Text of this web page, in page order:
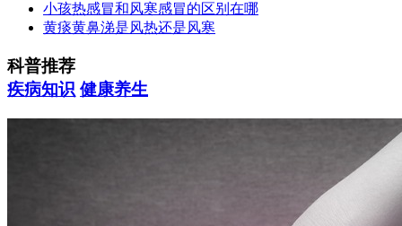
小孩热感冒和风寒感冒的区别在哪
黄痰黄鼻涕是风热还是风寒
科普推荐
疾病知识 健康养生